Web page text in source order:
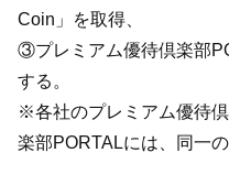
Coin」を取得、
③プレミアム優待倶楽部
する。
※各社のプレミアム優待
楽部PORTALには、同一